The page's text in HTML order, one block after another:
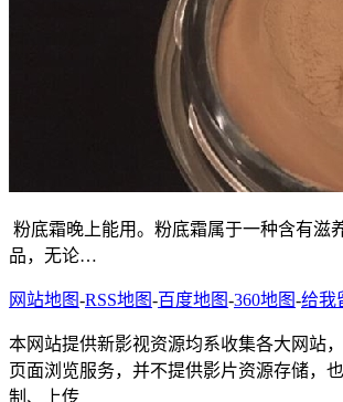
粉底霜晚上能用。粉底霜属于一种含有滋
品，无论…
网站地图-RSS地图-百度地图-360地图-给我
本网站提供新影视资源均系收集各大网站
页面浏览服务，并不提供影片资源存储，
制、上传